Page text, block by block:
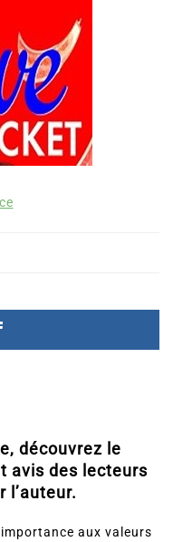
découvrez le
avis des lecteurs
l’auteur.
aux valeurs